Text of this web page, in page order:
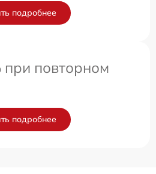
подробнее
повторном
подробнее